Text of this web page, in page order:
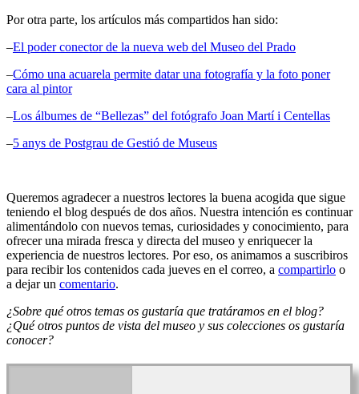
Por otra parte, los artículos más compartidos han sido:
–El poder conector de la nueva web del Museo del Prado
–Cómo una acuarela permite datar una fotografía y la foto poner
cara al pintor
–Los álbumes de “Bellezas” del fotógrafo Joan Martí i Centellas
–5 anys de Postgrau de Gestió de Museus
Queremos agradecer a nuestros lectores la buena acogida que sigue
teniendo el blog después de dos años. Nuestra intención es continuar
alimentándolo con nuevos temas, curiosidades y conocimiento, para
ofrecer una mirada fresca y directa del museo y enriquecer la
experiencia de nuestros lectores. Por eso, os animamos a suscribiros
para recibir los contenidos cada jueves en el correo, a compartirlo o
a dejar un comentario.
¿Sobre qué otros temas os gustaría que tratáramos en el blog?
¿Qué otros puntos de vista del museo y sus colecciones os gustaría
conocer?